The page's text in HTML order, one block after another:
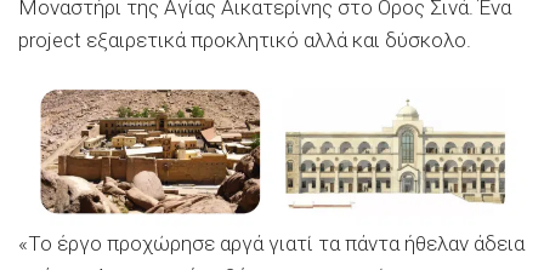
Μοναστήρι της Αγίας Αικατερίνης στο Ορος Σινά. Ένα
project εξαιρετικά προκλητικό αλλά και δύσκολο.
«Το έργο προχώρησε αργά γιατί τα πάντα ήθελαν άδεια